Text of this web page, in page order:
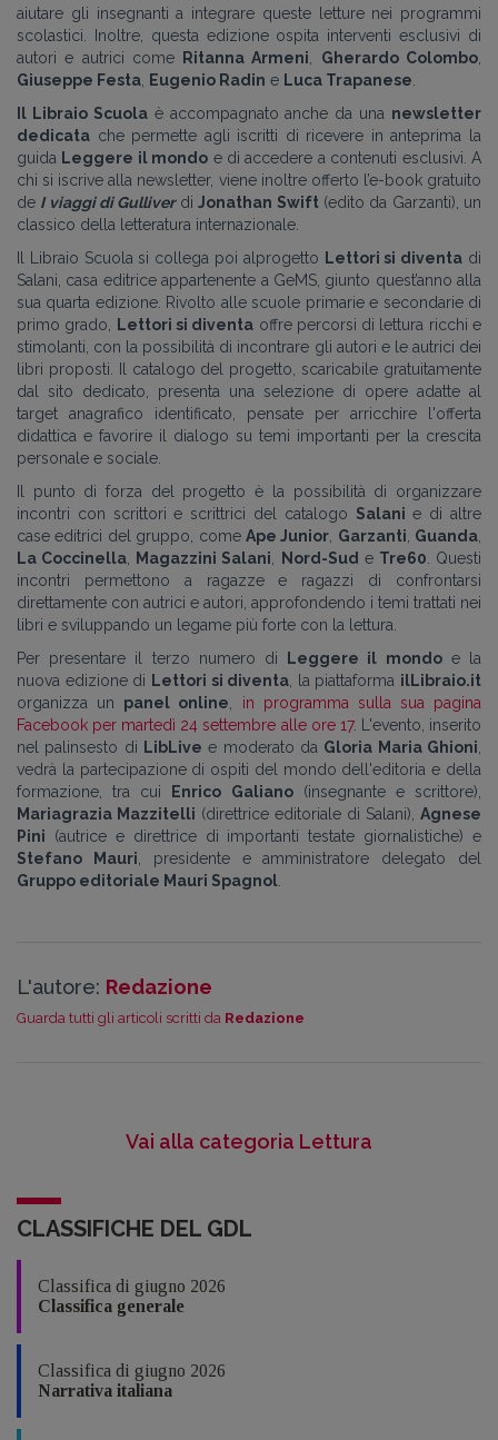
aiutare gli insegnanti a integrare queste letture nei programmi
scolastici. Inoltre, questa edizione ospita interventi esclusivi di
autori e autrici come
Ritanna Armeni Gherardo Colombo
Giuseppe Festa
Eugenio Radin e Luca Trapanese
Il Libraio Scuolaè accompagnato anche da una newsletter
dedicata che permette agli iscritti di ricevere in anteprima la
guida Leggere il mondo e di accedere a contenuti esclusivi. A
chi si iscrive alla newsletter, viene inoltre offerto l’e-book gratuito
de I viaggi di GulliverdiJonathan Swift(edito da Garzanti), un
classico della letteratura internazionale.
Il Libraio Scuola si collega poi alprogetto Lettori si diventa di
Salani, casa editrice appartenente a GeMS, giunto quest’anno alla
sua quarta edizione. Rivolto alle scuole primarie e secondarie di
primo grado,
Lettori si diventa offre percorsi di lettura ricchi e
stimolanti, con la possibilità di incontrare gli autori e le autrici dei
libri proposti. Il catalogo del progetto, scaricabile gratuitamente
dal sito dedicato, presenta una selezione di opere adatte al
target anagrafico identificato, pensate per arricchire l'offerta
didattica e favorire il dialogo su temi importanti per la crescita
personale e sociale.
Il punto di forza del progetto è la possibilità di organizzare
incontri con scrittori e scrittrici del catalogo Salani e di altre
case editrici del gruppo, come Ape Junior Garzanti Guanda
La Coccinella
Magazzini Salani Nord-Sud e Tre60 . Questi
incontri permettono a ragazze e ragazzi di confrontarsi
direttamente con autrici e autori, approfondendo i temi trattati nei
libri e sviluppando un legame più forte con la lettura.
Per presentare il terzo numero di
Leggere il mondoe la
nuova edizione di Lettori si diventa , la piattaforma ilLibraio.it
organizza un panel online
in programma sulla sua pagina
Facebook per martedì 24 settembre alle ore 17. L'evento, inserito
nel palinsesto di LibLive e moderato da Gloria Maria Ghioni
vedrà la partecipazione di ospiti del mondo dell'editoria e della
formazione, tra cui
Enrico Galiano(insegnante e scrittore),
Mariagrazia Mazzitelli (direttrice editoriale di Salani), Agnese
Pini (autrice e direttrice di importanti testate giornalistiche) e
Stefano Mauri , presidente e amministratore delegato del
Gruppo editoriale Mauri Spagnol
L'autore: Redazione
Guarda tutti gli articoli scritti da Redazione
Vai alla categoria Lettura
CLASSIFICHE DEL GDL
Classifica di giugno 2026
Classifica generale
Classifica di giugno 2026
Narrativa italiana